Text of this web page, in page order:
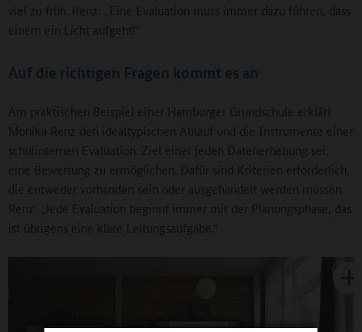
viel zu früh. Renz: „Eine Evaluation muss immer dazu führen, dass
einem ein Licht aufgeht!“
Auf die richtigen Fragen kommt es an
Am praktischen Beispiel einer Hamburger Grundschule erklärt
Monika Renz den idealtypischen Ablauf und die Instrumente einer
schulinternen Evaluation. Ziel einer jeden Datenerhebung sei,
eine Bewertung zu ermöglichen. Dafür sind Kriterien erforderlich,
die entweder vorhanden sein oder ausgehandelt werden müssen.
Renz: „Jede Evaluation beginnt immer mit der Planungsphase, das
ist übrigens eine klare Leitungsaufgabe.“